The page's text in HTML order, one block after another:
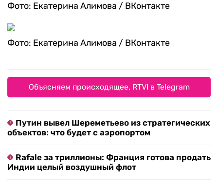
Фото: Екатерина Алимова / ВКонтакте
Фото: Екатерина Алимова / ВКонтакте
Объясняем происходящее. RTVI в Telegram
Путин вывел Шереметьево из стратегических
объектов: что будет с аэропортом
Rafale за триллионы: Франция готова продать
Индии целый воздушный флот